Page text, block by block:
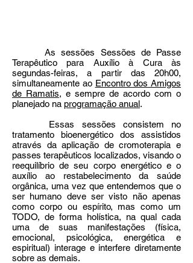
As sessões Sessões de Passe
Terapêutico para Auxílio à Cura às
segundas-feiras, a partir das 20h00,
simultaneamente ao Encontro dos Amigos
de Ramatis, e sempre de acordo com o
planejado na programação anual.
Essas sessões consistem no
tratamento bioenergético dos assistidos
através da aplicação de cromoterapia e
passes terapêuticos localizados, visando o
reequilíbrio de seu corpo energético e o
auxílio ao restabelecimento da saúde
orgânica, uma vez que entendemos que o
ser humano deve ser visto não apenas
como corpo ou espírito, mas como um
TODO, de forma holística, na qual cada
uma de suas manifestações (física,
emocional, psicológica, energética e
espiritual) interage e interfere diretamente
sobre as demais.